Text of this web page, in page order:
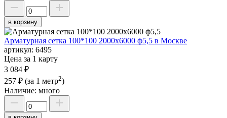
в корзину
Арматурная сетка 100*100 2000х6000 ф5,5 в Москве
артикул: 6495
Цена за 1 карту
3 084 ₽
257 ₽ (за 1 метр2)
Наличие: много